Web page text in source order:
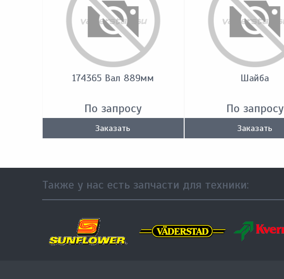
174365 Вал 889мм
По запросу
Заказать
Шайба
По запросу
Заказать
Также у нас есть запчасти для техники: